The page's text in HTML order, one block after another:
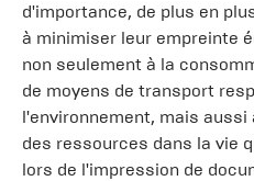
d'importance, de plus en
à minimiser leur empreinte
non seulement à la
de moyens de transport
l'environnement, mais
des ressources dans la vie
lors de l'impression de